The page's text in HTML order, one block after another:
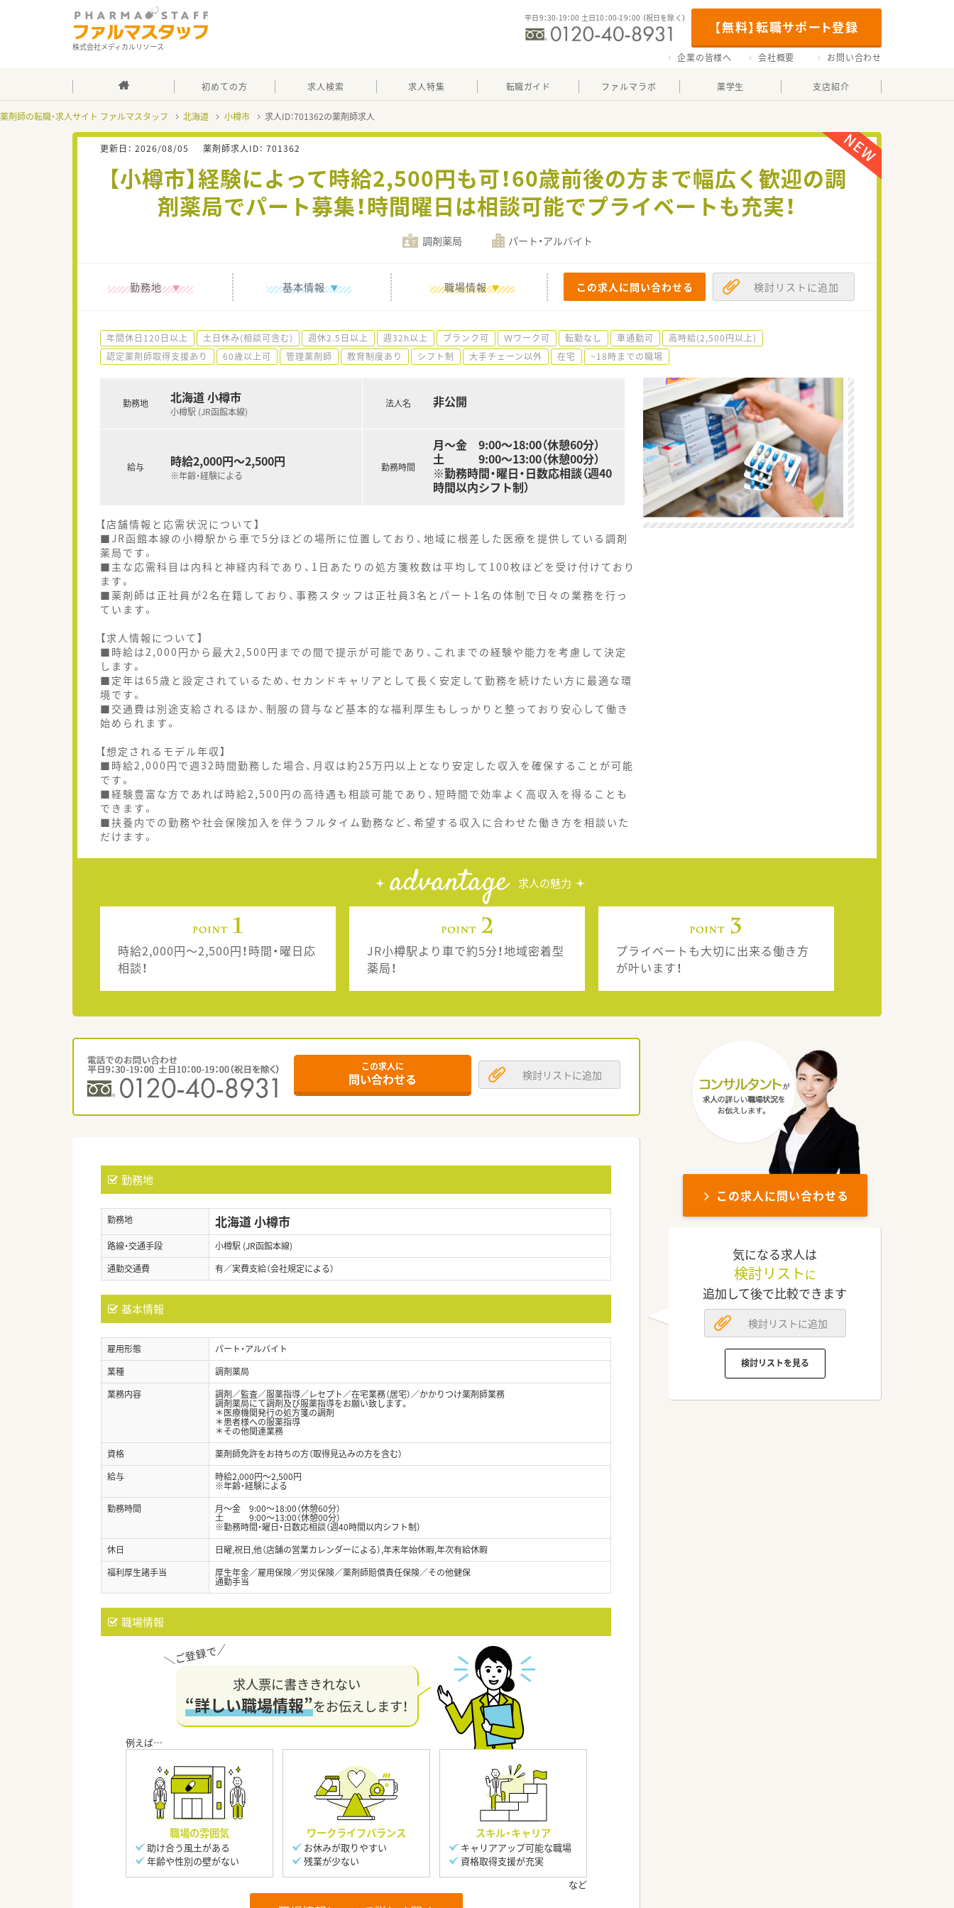
株式会社メディカルリソース
【無料】転職サポート登録
平日9：30-19：00 土日10：00-19：00 （祝日を除く）
企業の皆様へ 会社概要 お問い合わせ
初めての方 求人検索 求人特集 転職ガイド ファルマラボ 薬学生 支店紹介
薬剤師の転職・求人サイト ファルマスタッフ 北海道 小樽市 求人ID：701362の薬剤師求人
更新日： 2026/08/05 薬剤師求人ID： 701362
【小樽市】経験によって時給2,500円も可！60歳前後の方まで幅広く歓迎の調
剤薬局でパート募集！時間曜日は相談可能でプライベートも充実！
調剤薬局 パート・アルバイト
勤務地 基本情報 職場情報 この求人に問い合わせる 検討リストに追加
年間休日120日以上 土日休み(相談可含む) 週休2.5日以上 週32h以上 ブランク可 Ｗワーク可 転勤なし 車通勤可
高時給(2,500円以上)
認定薬剤師取得支援あり
60歳以上可 管理薬剤師 教育制度あり シフト制 大手チェーン以外 在宅 ~18時までの職場
勤務地 北海道 小樽市
小樽駅 (JR函館本線)
給与 時給2,000円～2,500円
※年齢・経験による
法人名 非公開
勤務時間
月～金 9:00～18:00（休憩60分）
土 9:00～13:00（休憩00分）
※勤務時間・曜日・日数応相談（週40
時間以内シフト制）
【店舗情報と応需状況について】
■JR函館本線の小樽駅から車で5分ほどの場所に位置しており、地域に根差した医療を提供している調剤
薬局です。
■主な応需科目は内科と神経内科であり、1日あたりの処方箋枚数は平均して100枚ほどを受け付けており
ます。
■薬剤師は正社員が2名在籍しており、事務スタッフは正社員3名とパート1名の体制で日々の業務を行っ
ています。
【求人情報について】
■時給は2,000円から最大2,500円までの間で提示が可能であり、これまでの経験や能力を考慮して決定
します。
■定年は65歳と設定されているため、セカンドキャリアとして長く安定して勤務を続けたい方に最適な環
境です。
■交通費は別途支給されるほか、制服の貸与など基本的な福利厚生もしっかりと整っており安心して働き
始められます。
【想定されるモデル年収】
■時給2,000円で週32時間勤務した場合、月収は約25万円以上となり安定した収入を確保することが可能
です。
■経験豊富な方であれば時給2,500円の高待遇も相談可能であり、短時間で効率よく高収入を得ることも
できます。
■扶養内での勤務や社会保険加入を伴うフルタイム勤務など、希望する収入に合わせた働き方を相談いた
だけます。
advantage 求人の魅力
時給2,000円～2,500円！時間・曜日応
相談！
JR小樽駅より車で約5分！地域密着型
薬局！
プライベートも大切に出来る働き方
が叶います！
この求人に
問い合わせる 検討リストに追加
勤務地
勤務地 北海道 小樽市
路線・交通手段
小樽駅 (JR函館本線)
通勤交通費
有／実費支給（会社規定による）
基本情報
雇用形態
パート・アルバイト
業種
調剤薬局
業務内容
調剤／監査／服薬指導／レセプト／在宅業務（居宅）／かかりつけ薬剤師業務
調剤薬局にて調剤及び服薬指導をお願い致します。
＊医療機関発行の処方箋の調剤
＊患者様への服薬指導
＊その他関連業務
資格
薬剤師免許をお持ちの方（取得見込みの方を含む）
給与
時給2,000円～2,500円
※年齢・経験による
勤務時間
月～金 9:00～18:00（休憩60分）
土 9:00～13:00（休憩00分）
※勤務時間・曜日・日数応相談（週40時間以内シフト制）
休日
日曜,祝日,他（店舗の営業カレンダーによる）,年末年始休暇,年次有給休暇
福利厚生諸手当
厚生年金／雇用保険／労災保険／薬剤師賠償責任保険／その他健保
通勤手当
職場情報
求人票に書ききれない
“詳しい職場情報”をお伝えします！
職場の雰囲気
助け合う風土がある
年齢や性別の壁がない
ワークライフバランス
お休みが取りやすい
残業が少ない
スキル・キャリア
キャリアアップ可能な職場
資格取得支援が充実
この求人に問い合わせる
気になる求人は
検討リスト に
追加して後で比較できます
検討リストに追加
検討リストを見る